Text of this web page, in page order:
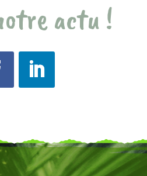
actu !